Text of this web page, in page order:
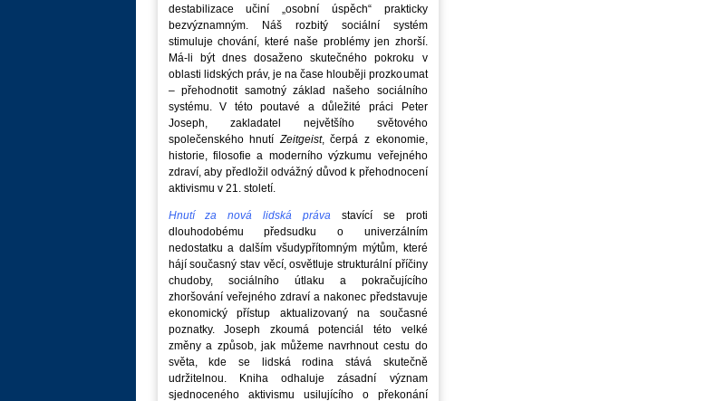
destabilizace učiní „osobní úspěch“ prakticky
bezvýznamným. Náš rozbitý sociální systém
stimuluje chování, které naše problémy jen zhorší.
Má-li být dnes dosaženo skutečného pokroku v
oblasti lidských práv, je na čase hlouběji prozkoumat
– přehodnotit samotný základ našeho sociálního
systému. V této poutavé a důležité práci Peter
Joseph, zakladatel největšího světového
společenského hnutí Zeitgeist, čerpá z ekonomie,
historie, filosofie a moderního výzkumu veřejného
zdraví, aby předložil odvážný důvod k přehodnocení
aktivismu v 21. století.
Hnutí za nová lidská práva stavící se proti
dlouhodobému předsudku o univerzálním
nedostatku a dalším všudypřítomným mýtům, které
hájí současný stav věcí, osvětluje strukturální příčiny
chudoby, sociálního útlaku a pokračujícího
zhoršování veřejného zdraví a nakonec představuje
ekonomický přístup aktualizovaný na současné
poznatky. Joseph zkoumá potenciál této velké
změny a způsob, jak můžeme navrhnout cestu do
světa, kde se lidská rodina stává skutečně
udržitelnou. Kniha odhaluje zásadní význam
sjednoceného aktivismu usilujícího o překonání